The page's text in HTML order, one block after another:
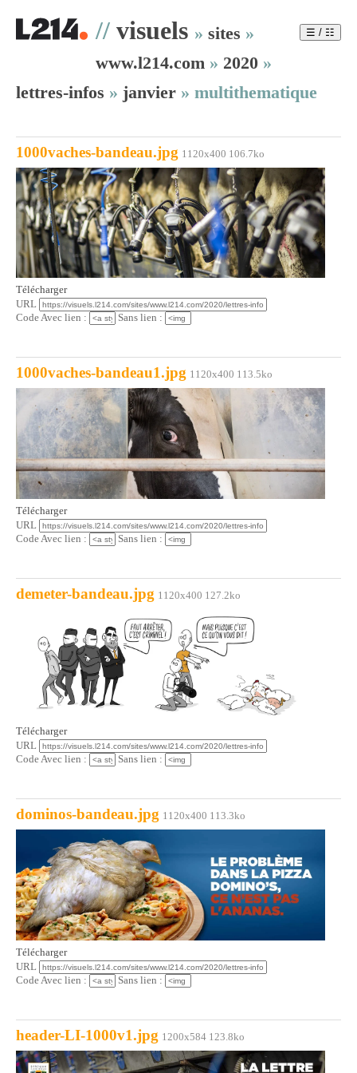
// visuels » sites »
www.l214.com » 2020 »
lettres-infos » janvier » multithematique
1000vaches-bandeau.jpg 1120x400 106.7ko
Télécharger
URL
Code Avec lien :
Sans lien :
1000vaches-bandeau1.jpg 1120x400 113.5ko
Télécharger
URL
Code Avec lien :
Sans lien :
demeter-bandeau.jpg 1120x400 127.2ko
Télécharger
URL
Code Avec lien :
Sans lien :
dominos-bandeau.jpg 1120x400 113.3ko
Télécharger
URL
Code Avec lien :
Sans lien :
header-LI-1000v1.jpg 1200x584 123.8ko
☰ / ☷